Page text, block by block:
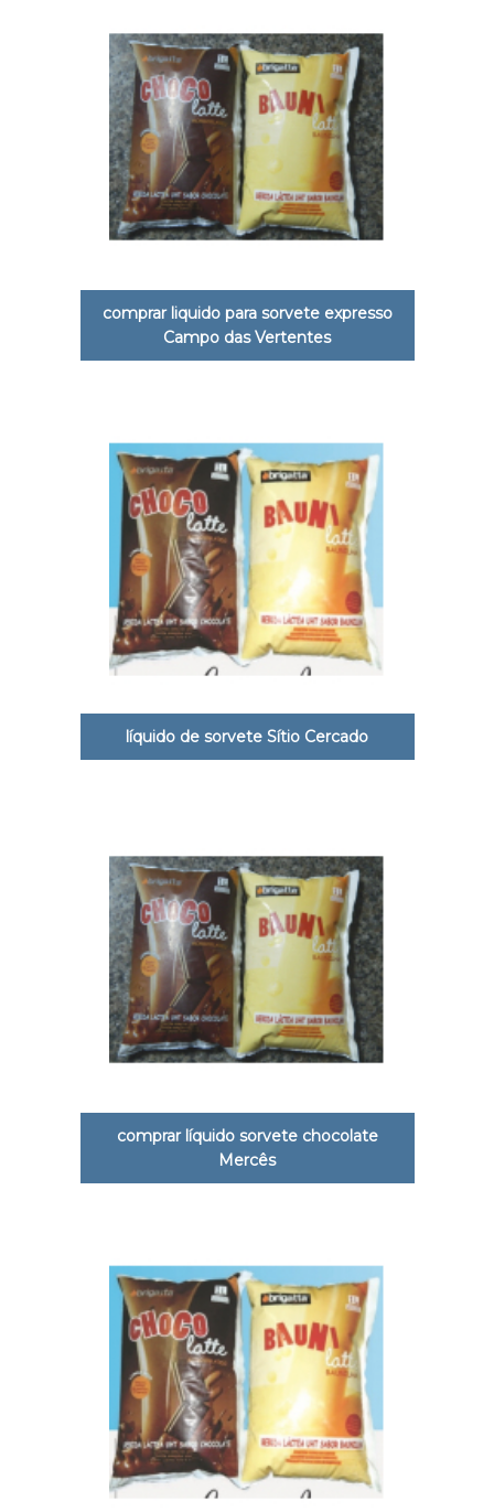
comprar liquido para sorvete expresso
Campo das Vertentes
líquido de sorvete Sítio Cercado
comprar líquido sorvete chocolate
Mercês